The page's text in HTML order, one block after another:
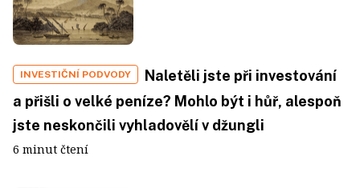
INVESTIČNÍ PODVODY
Naletěli jste při investování
a přišli o velké peníze? Mohlo být i hůř, alespoň
jste neskončili vyhladovělí v džungli
6 minut čtení